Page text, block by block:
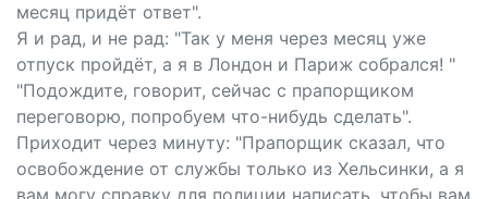
месяц придёт ответ".
Я и рад, и не рад: "Так у меня через месяц уже
отпуск пройдёт, а я в Лондон и Париж собрался! "
"Подождите, говорит, сейчас с прапорщиком
переговорю, попробуем что-нибудь сделать".
Приходит через минуту: "Прапорщик сказал, что
освобождение от службы только из Хельсинки, а я
вам могу справку для полиции написать, чтобы вам